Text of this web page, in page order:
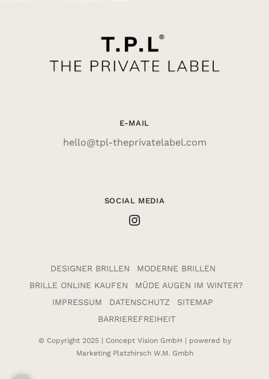
E-MAIL
hello@tpl-theprivatelabel.com
SOCIAL MEDIA
DESIGNER BRILLEN
MODERNE BRILLEN
BRILLE ONLINE KAUFEN
MÜDE AUGEN IM WINTER?
IMPRESSUM
DATENSCHUTZ
SITEMAP
BARRIEREFREIHEIT
© Copyright 2025 | Concept Vision GmbH | powered by
Marketing Platzhirsch W.M. Gmbh